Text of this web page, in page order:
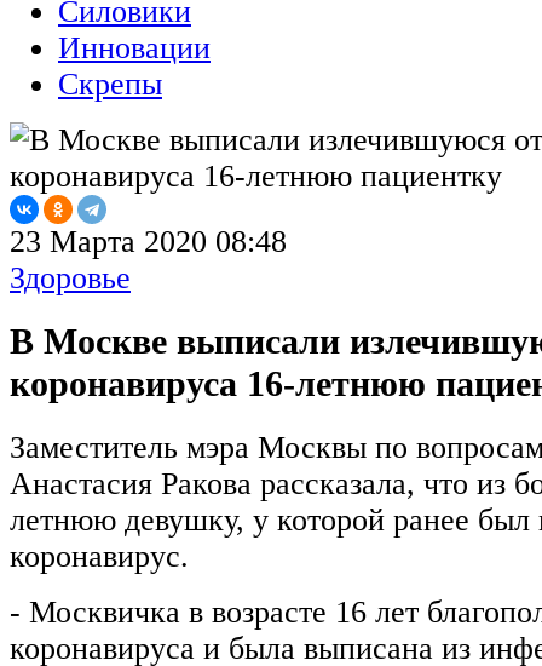
Силовики
Инновации
Скрепы
23 Марта 2020 08:48
Здоровье
В Москве выписали
коронавируса 16-летнюю
Заместитель мэра Москвы по
Анастасия Ракова рассказала, что из
летнюю девушку, у которой ранее был
коронавирус.
- Москвичка в возрасте 16 лет
коронавируса и была выписана из